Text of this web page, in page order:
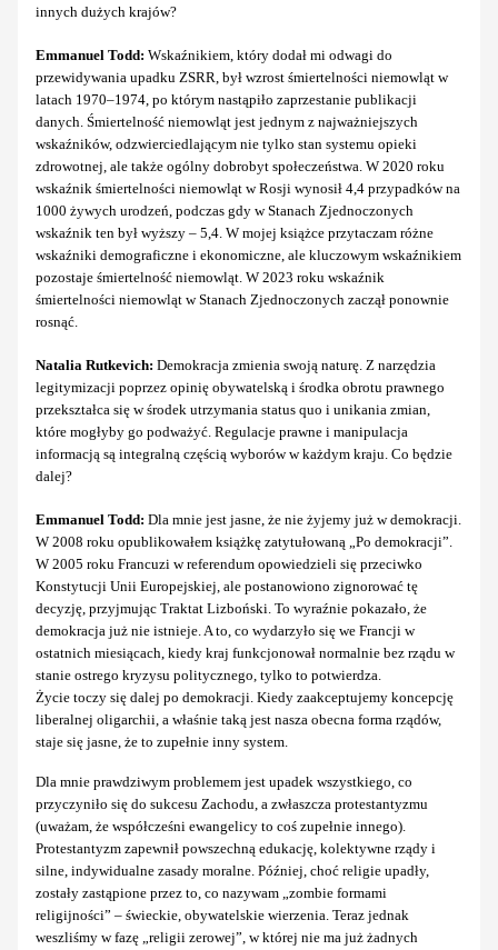
innych dużych krajów?
Emmanuel Todd: Wskaźnikiem, który dodał mi odwagi do
przewidywania upadku ZSRR, był wzrost śmiertelności niemowląt w
latach 1970–1974, po którym nastąpiło zaprzestanie publikacji
danych. Śmiertelność niemowląt jest jednym z najważniejszych
wskaźników, odzwierciedlającym nie tylko stan systemu opieki
zdrowotnej, ale także ogólny dobrobyt społeczeństwa. W 2020 roku
wskaźnik śmiertelności niemowląt w Rosji wynosił 4,4 przypadków na
1000 żywych urodzeń, podczas gdy w Stanach Zjednoczonych
wskaźnik ten był wyższy – 5,4. W mojej książce przytaczam różne
wskaźniki demograficzne i ekonomiczne, ale kluczowym wskaźnikiem
pozostaje śmiertelność niemowląt. W 2023 roku wskaźnik
śmiertelności niemowląt w Stanach Zjednoczonych zaczął ponownie
rosnąć.
Natalia Rutkevich: Demokracja zmienia swoją naturę. Z narzędzia
legitymizacji poprzez opinię obywatelską i środka obrotu prawnego
przekształca się w środek utrzymania status quo i unikania zmian,
które mogłyby go podważyć. Regulacje prawne i manipulacja
informacją są integralną częścią wyborów w każdym kraju. Co będzie
dalej?
Emmanuel Todd: Dla mnie jest jasne, że nie żyjemy już w demokracji.
W 2008 roku opublikowałem książkę zatytułowaną „Po demokracji”.
W 2005 roku Francuzi w referendum opowiedzieli się przeciwko
Konstytucji Unii Europejskiej, ale postanowiono zignorować tę
decyzję, przyjmując Traktat Lizboński. To wyraźnie pokazało, że
demokracja już nie istnieje. A to, co wydarzyło się we Francji w
ostatnich miesiącach, kiedy kraj funkcjonował normalnie bez rządu w
stanie ostrego kryzysu politycznego, tylko to potwierdza.
Życie toczy się dalej po demokracji. Kiedy zaakceptujemy koncepcję
liberalnej oligarchii, a właśnie taką jest nasza obecna forma rządów,
staje się jasne, że to zupełnie inny system.
Dla mnie prawdziwym problemem jest upadek wszystkiego, co
przyczyniło się do sukcesu Zachodu, a zwłaszcza protestantyzmu
(uważam, że współcześni ewangelicy to coś zupełnie innego).
Protestantyzm zapewnił powszechną edukację, kolektywne rządy i
silne, indywidualne zasady moralne. Później, choć religie upadły,
zostały zastąpione przez to, co nazywam „zombie formami
religijności” – świeckie, obywatelskie wierzenia. Teraz jednak
weszliśmy w fazę „religii zerowej”, w której nie ma już żadnych